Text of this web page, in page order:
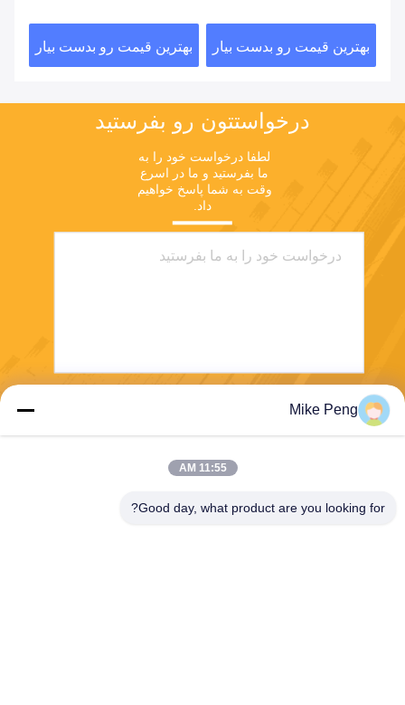
بهترین قیمت رو بدست بیار بهترین قیمت رو بدست بیار
درخواستتون رو بفرستيد
ما بفرستید و ما در اسرع
داد.
Mike Peng
11:55 AM
Good day, what product are you looking for?